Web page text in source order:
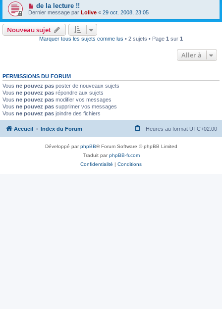
de la lecture !!
Dernier message par Lolive « 29 oct. 2008, 23:05
Nouveau sujet
Marquer tous les sujets comme lus • 2 sujets • Page 1 sur 1
Aller à
PERMISSIONS DU FORUM
Vous ne pouvez pas poster de nouveaux sujets
Vous ne pouvez pas répondre aux sujets
Vous ne pouvez pas modifier vos messages
Vous ne pouvez pas supprimer vos messages
Vous ne pouvez pas joindre des fichiers
Accueil Index du Forum Heures au format UTC+02:00
Développé parphpBB® Forum Software © phpBB Limited
Traduit parphpBB-fr.com
Confidentialité | Conditions